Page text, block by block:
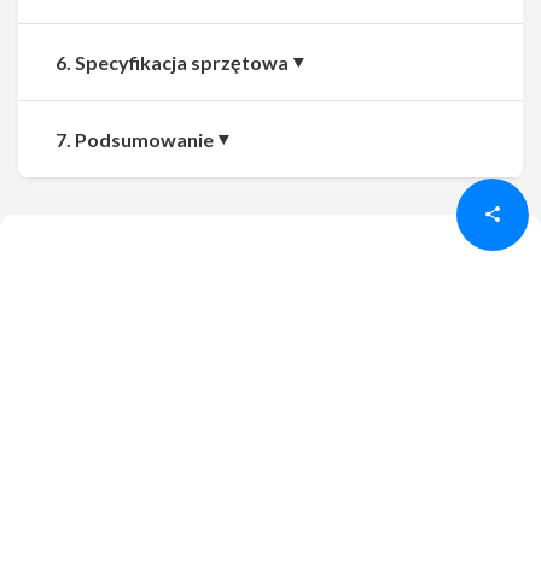
Udostępnij
6. Specyfikacja sprzętowa
7. Podsumowanie